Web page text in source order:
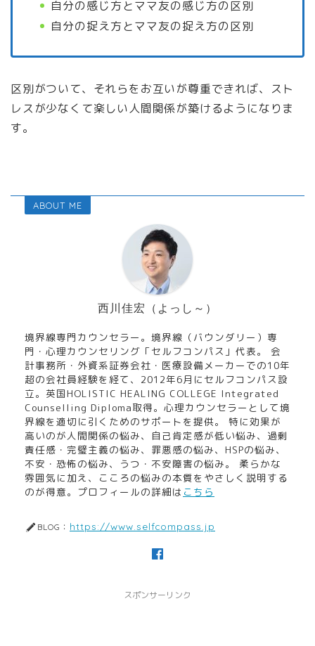
自分の感じ方とママ友の感じ方の区別
自分の捉え方とママ友の捉え方の区別
区別がついて、それらをお互いが尊重できれば、スト
レスが少なくて楽しい人間関係が築けるようになりま
す。
ABOUT ME
西川佳宏（よっし～）
境界線専門カウンセラー。境界線（バウンダリー）専
門・心理カウンセリング「セルフコンパス」代表。 会
計事務所・外資系証券会社・医療設備メーカーでの10年
超の会社員経験を経て、2012年6月にセルフコンパス設
立。英国HOLISTIC HEALING COLLEGE Integrated
Counselling Diploma取得。心理カウンセラーとして境
界線を適切に引くためのサポートを提供。 特に効果が
高いのが人間関係の悩み、自己肯定感が低い悩み、過剰
責任感・完璧主義の悩み、罪悪感の悩み、HSPの悩み、
不安・恐怖の悩み、うつ・不安障害の悩み。 柔らかな
雰囲気に加え、こころの悩みの本質をやさしく説明する
のが得意。プロフィールの詳細は こちら
BLOG： https://www.selfcompass.jp
スポンサーリンク